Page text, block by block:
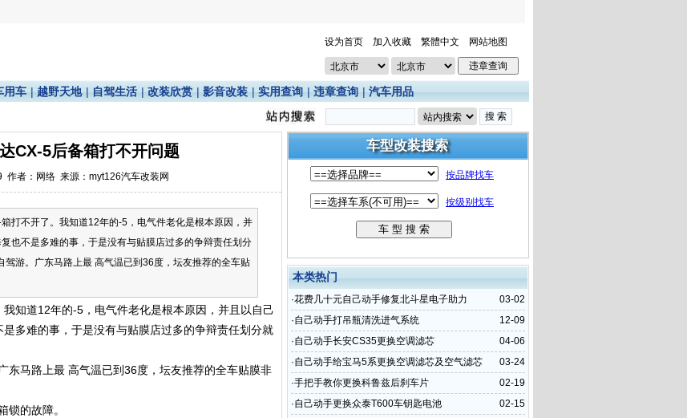
设为首页 加入收藏 繁體中文 网站地图
用车 |越野天地 |自驾生活 |改装欣赏 |影音改装 |实用查询 |违章查询 |汽车用品
CX-5后备箱打不开问题
作者：网络 来源：myt126汽车改装网
打不开了。我知道12年的-5，电气件老化是根本原因，并
也不是多难的事，于是没有与贴膜店过多的争辩责任划分
游。广东马路上最 高气温已到36度，坛友推荐的全车贴
知道12年的-5，电气件老化是根本原因，并且以自己
多难的事，于是没有与贴膜店过多的争辩责任划分就
东马路上最 高气温已到36度，坛友推荐的全车贴膜非
锁的故障。
本类热门
03-02
·花费几十元自己动手修复北斗星电子助力
12-09
·自己动手打吊瓶清洗进气系统
04-06
·自己动手长安CS35更换空调滤芯
03-24
·自己动手给宝马5系更换空调滤芯及空气滤芯
02-19
·手把手教你更换科鲁兹后刹车片
02-15
·自己动手更换众泰T600车钥匙电池